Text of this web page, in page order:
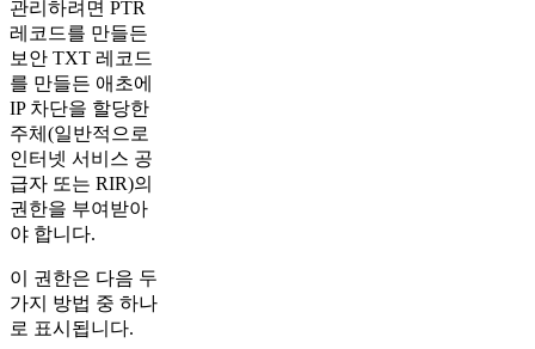
관리하려면 PTR
레코드를 만들든
보안 TXT 레코드
를 만들든 애초에
IP 차단을 할당한
주체(일반적으로
인터넷 서비스 공
급자 또는 RIR)의
권한을 부여받아
야 합니다.
이 권한은 다음 두
가지 방법 중 하나
로 표시됩니다.